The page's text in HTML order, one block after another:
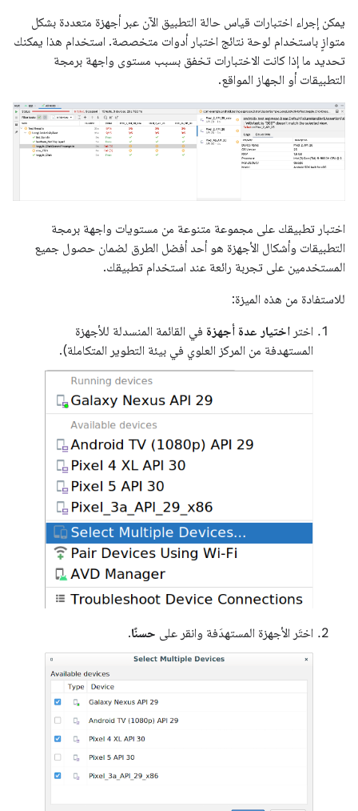
يمكن إجراء اختبارات قياس حالة التطبيق الآن عبر أجهزة متعددة بشكل
متوازٍ باستخدام لوحة نتائج اختبار أدوات متخصصة. استخدام هذا يمكنك
تحديد ما إذا كانت الاختبارات تخفق بسبب مستوى واجهة برمجة
التطبيقات أو الجهاز المواقع.
اختبار تطبيقك على مجموعة متنوعة من مستويات واجهة برمجة
التطبيقات وأشكال الأجهزة هو أحد أفضل الطرق لضمان حصول جميع
المستخدمين على تجربة رائعة عند استخدام تطبيقك.
للاستفادة من هذه الميزة:
اختر اختيار عدة أجهزة في القائمة المنسدلة للأجهزة
المستهدفة من المركز العلوي في بيئة التطوير المتكاملة).
اختَر الأجهزة المستهدَفة وانقر على حسنًا.